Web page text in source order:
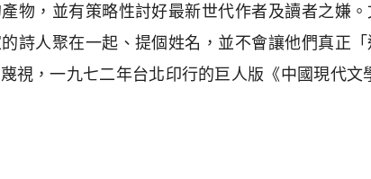
物，並有策略性討好最新世代作者及讀者之嫌
詩人聚在一起、提個姓名，並不會讓他們真正
視，一九七二年台北印行的巨人版 《中國現代文